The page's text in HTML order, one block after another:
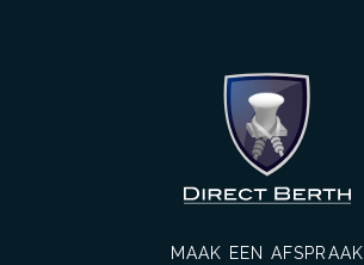
MAAK EEN AFSPRAAK